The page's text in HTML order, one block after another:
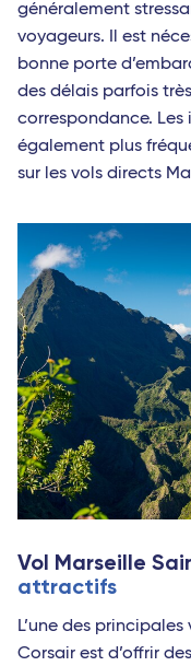
généralement
voyageurs. Il est
bonne porte
des délais parfois
correspondance.
également plus
sur les vols directs
Vol Marseille
attractifs
L’une des
Corsair est d’offrir